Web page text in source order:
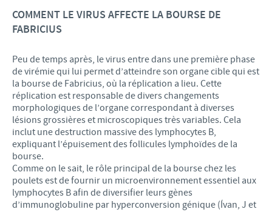
COMMENT LE VIRUS AFFECTE LA BOURSE DE
FABRICIUS
Peu de temps après, le virus entre dans une première phase
de virémie qui lui permet d’atteindre son organe cible qui est
la bourse de Fabricius, où la réplication a lieu. Cette
réplication est responsable de divers changements
morphologiques de l’organe correspondant à diverses
lésions grossières et microscopiques très variables. Cela
inclut une destruction massive des lymphocytes B,
expliquant l’épuisement des follicules lymphoïdes de la
bourse.
Comme on le sait, le rôle principal de la bourse chez les
poulets est de fournir un microenvironnement essentiel aux
lymphocytes B afin de diversifier leurs gènes
d’immunoglobuline par hyperconversion génique (Ívan, J et